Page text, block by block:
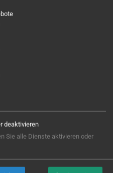
GmbH
deaktivieren
Sie alle Dienste aktivieren oder